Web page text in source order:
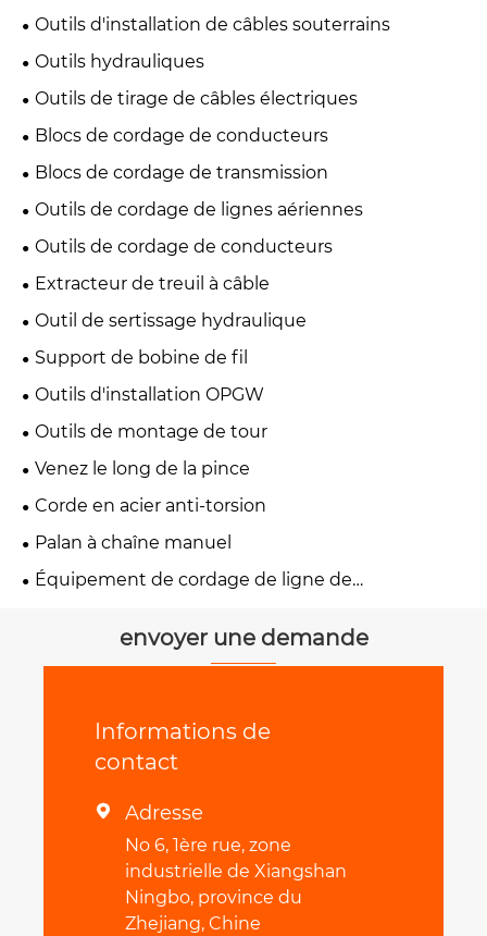
Outils d'installation de câbles souterrains
Outils hydrauliques
Outils de tirage de câbles électriques
Blocs de cordage de conducteurs
Blocs de cordage de transmission
Outils de cordage de lignes aériennes
Outils de cordage de conducteurs
Extracteur de treuil à câble
Outil de sertissage hydraulique
Support de bobine de fil
Outils d'installation OPGW
Outils de montage de tour
Venez le long de la pince
Corde en acier anti-torsion
Palan à chaîne manuel
Équipement de cordage de ligne de
envoyer une demande
Informations de
contact
 Adresse
No 6, 1ère rue, zone
industrielle de Xiangshan
Ningbo, province du
Zhejiang, Chine